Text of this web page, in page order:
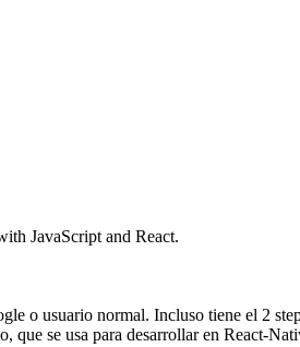
JavaScript and React.
o usuario normal. Incluso tiene el 2
que se usa para desarrollar en React-